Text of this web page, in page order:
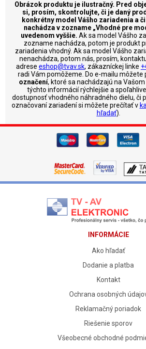
Obrázok produktu je ilustračný. Pred
si, prosím, skontrolujte, či je daný
konkrétny model Vášho zariadenia a
nachádza v zozname „Vhodné pre
uvedenom vyššie. Ak sa model Vášho
zozname nachádza, potom je produkt
zariadenia vhodný. Ak sa model Vášho
nenachádza, potom nás, prosím,
adrese eshop@tvav.sk, zákazníckej linke
radi Vám pomôžeme. Do e-mailu môžete
označení, ktoré sa nachádzajú na
týchto informácií rýchlejšie a
dostupnosť vhodného náhradného dielu, či
označovaní zariadení si môžete prečítať v
hľadať).
INFORMÁCIE
Ako hľadať
Dodanie a platba
Kontakt
Ochrana osobných
Reklamačný poriadok
Riešenie sporov
Všeobecné obchodné